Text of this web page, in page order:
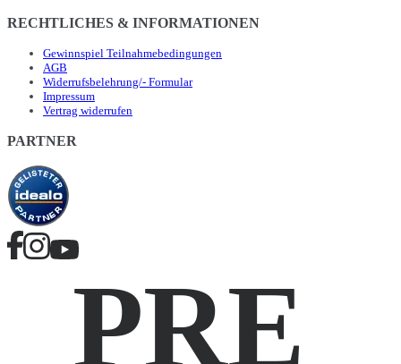
RECHTLICHES & INFORMATIONEN
Gewinnspiel Teilnahmebedingungen
AGB
Widerrufsbelehrung/- Formular
Impressum
Vertrag widerrufen
PARTNER